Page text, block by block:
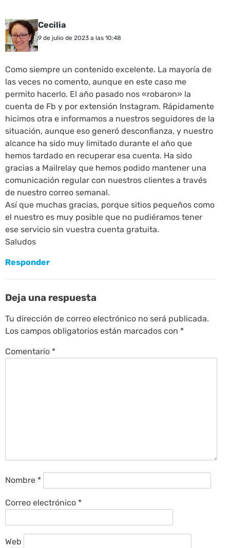
Cecilia
9 de julio de 2023 a las 10:48
Como siempre un contenido excelente. La mayoría de
las veces no comento, aunque en este caso me
permito hacerlo. El año pasado nos «robaron» la
cuenta de Fb y por extensión Instagram. Rápidamente
hicimos otra e informamos a nuestros seguidores de la
situación, aunque eso generó desconfianza, y nuestro
alcance ha sido muy limitado durante el año que
hemos tardado en recuperar esa cuenta. Ha sido
gracias a Mailrelay que hemos podido mantener una
comunicación regular con nuestros clientes a través
de nuestro correo semanal.
Así que muchas gracias, porque sitios pequeños como
el nuestro es muy posible que no pudiéramos tener
ese servicio sin vuestra cuenta gratuita.
Saludos
Responder
Deja una respuesta
Tu dirección de correo electrónico no será publicada.
Los campos obligatorios están marcados con *
Comentario *
Nombre *
Correo electrónico *
Web